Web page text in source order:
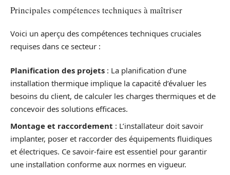
Principales compétences techniques à maîtriser
Voici un aperçu des compétences techniques cruciales
requises dans ce secteur :
Planification des projets : La planification d’une
installation thermique implique la capacité d’évaluer les
besoins du client, de calculer les charges thermiques et de
concevoir des solutions efficaces.
Montage et raccordement : L’installateur doit savoir
implanter, poser et raccorder des équipements fluidiques
et électriques. Ce savoir-faire est essentiel pour garantir
une installation conforme aux normes en vigueur.